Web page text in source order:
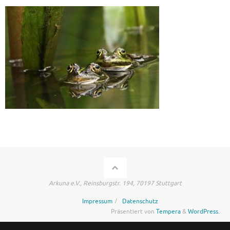
Arkuna e.V., Reinsburgstr. 194, 70197 Stuttgart
Impressum
Datenschutz
Präsentiert von Tempera&WordPress.